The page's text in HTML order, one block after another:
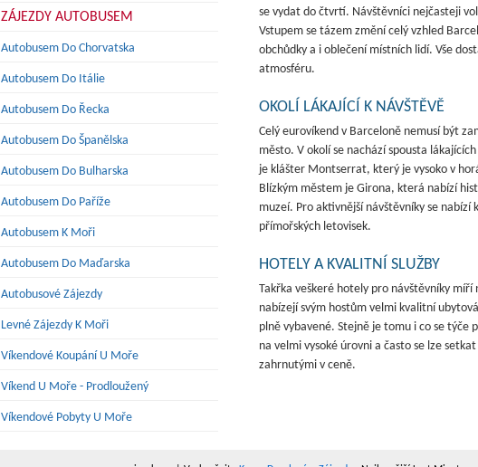
ZÁJEZDY AUTOBUSEM
Autobusem Do Chorvatska
Autobusem Do Itálie
Autobusem Do Řecka
Autobusem Do Španělska
Autobusem Do Bulharska
Autobusem Do Paříže
Autobusem K Moři
Autobusem Do Maďarska
Autobusové Zájezdy
Levné Zájezdy K Moři
Víkendové Koupání U Moře
Víkend U Moře - Prodloužený
Víkendové Pobyty U Moře
se vydat do čtvrtí. Návštěvníci nejčasteji
Vstupem se tázem změní celý vzhled
obchůdky a i oblečení místních lidí. Vše
atmosféru.
OKOLÍ LÁKAJÍCÍ K NÁVŠTĚVĚ
Celý eurovíkend v Barceloně nemusí být
město. V okolí se nachází spousta
je klášter Montserrat, který je vysoko v
Blízkým městem je Girona, která nabízí
muzeí. Pro aktivnější návštěvníky se nabízí
přímořských letovisek.
HOTELY A KVALITNÍ SLUŽBY
Takřka veškeré hotely pro návštěvníky míří
nabízejí svým hostům velmi kvalitní
plně vybavené. Stejně je tomu i co se týče
na velmi vysoké úrovni a často se lze
zahrnutými v ceně.